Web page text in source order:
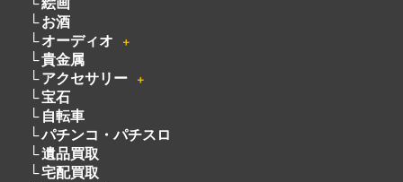
お酒
オーディオ
＋
貴金属
アクセサリー
＋
宝石
自転車
パチンコ・パチスロ
遺品買取
宅配買取